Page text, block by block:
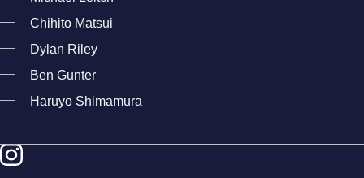
Chihito Matsui
Dylan Riley
Ben Gunter
Haruyo Shimamura